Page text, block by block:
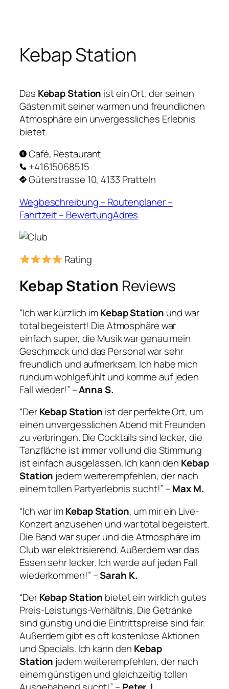
springen
Kebap Station
Das Kebap Station ist ein Ort, der seinen
Gästen mit seiner warmen und freundlichen
Atmosphäre ein unvergessliches Erlebnis
bietet.
Café, Restaurant
+41615068515
Güterstrasse 10, 4133 Pratteln
Wegbeschreibung – Routenplaner –
Fahrtzeit – BewertungAdres
Rating
Kebap Station Reviews
“Ich war kürzlich imKebap Station und war
total begeistert! Die Atmosphäre war
einfach super, die Musik war genau mein
Geschmack und das Personal war sehr
freundlich und aufmerksam. Ich habe mich
rundum wohlgefühlt und komme auf jeden
Fall wieder!” –Anna S.
“DerKebap Station ist der perfekte Ort, um
einen unvergesslichen Abend mit Freunden
zu verbringen. Die Cocktails sind lecker, die
Tanzfläche ist immer voll und die Stimmung
ist einfach ausgelassen. Ich kann den Kebap
Station jedem weiterempfehlen, der nach
einem tollen Partyerlebnis sucht!” – Max M.
“Ich war imKebap Station, um mir ein Live-
Konzert anzusehen und war total begeistert.
Die Band war super und die Atmosphäre im
Club war elektrisierend. Außerdem war das
Essen sehr lecker. Ich werde auf jeden Fall
wiederkommen!” –Sarah K.
“DerKebap Station bietet ein wirklich gutes
Preis-Leistungs-Verhältnis. Die Getränke
sind günstig und die Eintrittspreise sind fair.
Außerdem gibt es oft kostenlose Aktionen
und Specials. Ich kann den Kebap
Station jedem weiterempfehlen, der nach
einem günstigen und gleichzeitig tollen